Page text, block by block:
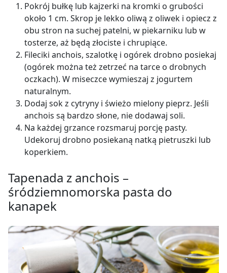
Pokrój bułkę lub kajzerki na kromki o grubości
około 1 cm. Skrop je lekko oliwą z oliwek i opiecz z
obu stron na suchej patelni, w piekarniku lub w
tosterze, aż będą złociste i chrupiące.
Fileciki anchois, szalotkę i ogórek drobno posiekaj
(ogórek można też zetrzeć na tarce o drobnych
oczkach). W miseczce wymieszaj z jogurtem
naturalnym.
Dodaj sok z cytryny i świeżo mielony pieprz. Jeśli
anchois są bardzo słone, nie dodawaj soli.
Na każdej grzance rozsmaruj porcję pasty.
Udekoruj drobno posiekaną natką pietruszki lub
koperkiem.
Tapenada z anchois –
śródziemnomorska pasta do
kanapek